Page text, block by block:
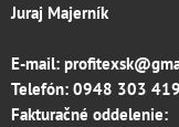
Juraj Majerník
E-mail:
Telefón: 0948 303 419
Fakturačné oddelenie: